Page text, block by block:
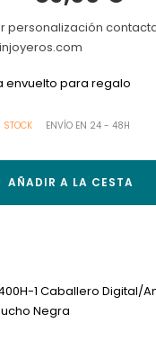
personalización
envuelto para regalo
ENVÍO EN 24 - 48H
AÑADIR A LA CESTA
1 Caballero Digital/
Negra